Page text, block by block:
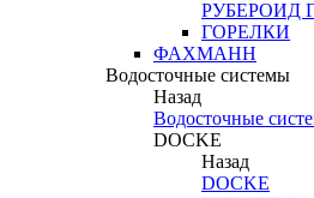
РУБЕРОИД
ГОРЕЛКИ
ФАХМАНН
Водосточные системы
Назад
Водосточные
DOCKE
Назад
DOCKE